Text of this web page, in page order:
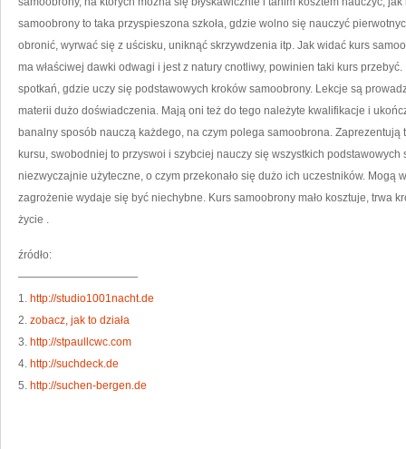
samoobrony to taka przyspieszona szkoła, gdzie wolno się nauczyć
obronić, wyrwać się z uścisku, uniknąć skrzywdzenia itp. Jak widać kurs
ma właściwej dawki odwagi i jest z natury cnotliwy, powinien taki kurs przebyć.
spotkań, gdzie uczy się podstawowych kroków samoobrony. Lekcje są
materii dużo doświadczenia. Mają oni też do tego należyte kwalifikacje i
banalny sposób nauczą każdego, na czym polega samoobrona. Zaprezentują
kursu, swobodniej to przyswoi i szybciej nauczy się wszystkich podstawowych
niezwyczajnie użyteczne, o czym przekonało się dużo ich uczestników. Mogą
zagrożenie wydaje się być niechybne. Kurs samoobrony mało kosztuje, trwa
życie .
źródło:
———————————
1. http://studio1001nacht.de
2. zobacz, jak to działa
3. http://stpaullcwc.com
4. http://suchdeck.de
5. http://suchen-bergen.de